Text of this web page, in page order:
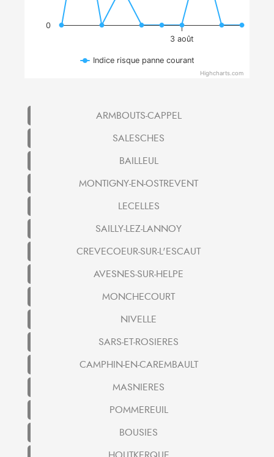
3 août
0
Indice risque panne courant
Highcharts.com
ARMBOUTS-CAPPEL
SALESCHES
BAILLEUL
MONTIGNY-EN-OSTREVENT
LECELLES
SAILLY-LEZ-LANNOY
CREVECOEUR-SUR-L'ESCAUT
AVESNES-SUR-HELPE
MONCHECOURT
NIVELLE
SARS-ET-ROSIERES
CAMPHIN-EN-CAREMBAULT
MASNIERES
POMMEREUIL
BOUSIES